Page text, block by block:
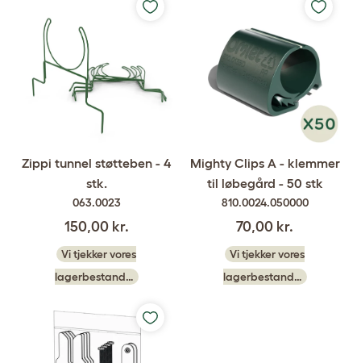
Zippi tunnel støtteben - 4
stk.
063.0023
150,00 kr.
Vi tjekker vores
lagerbestand…
Mighty Clips A - klemmer
til løbegård - 50 stk
810.0024.050000
70,00 kr.
Vi tjekker vores
lagerbestand…